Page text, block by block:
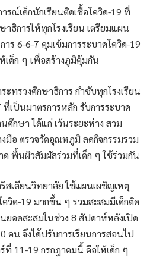
รณ์เด็กนักเรียนติดเชื้อโควิด-19 ที่
ธิการให้ทุกโรงเรียน เตรียมแผน
ร 6-6-7 คุมเข้มการระบาดโควิด-19
เด็ก ๆ เพื่อสร้างภูมิคุ้มกัน
ทรวงศึกษาธิการ กำชับทุกโรงเรียน
เป็นมาตรการหลัก รับการระบาด
ศึกษา ได้แก่ เว้นระยะห่าง สวม
มือ ตรวจวัดอุณหภูมิ ลดกิจกรรมรวม
พื้นผิวสัมผัสร่วมที่เด็ก ๆ ใช้ร่วมกัน
สเตียนวิทยาลัย ใช้แผนเผชิญเหตุ
วิด-19 มากขึ้น ๆ รวมสะสมมีเด็กติด
ยอดสะสมในช่วง 8 สัปดาห์หลังเปิด
คน จึงได้ปรับการเรียนการสอนไป
11-19 กรกฎาคมนี้ คือให้เด็ก ๆ